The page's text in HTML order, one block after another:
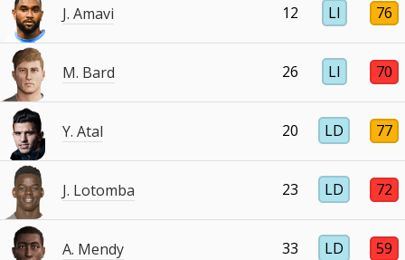
J. Amavi 12 LI 76
M. Bard 26 LI 70
Y. Atal 20 LD 77
J. Lotomba 23 LD 72
A. Mendy 33 LD 59